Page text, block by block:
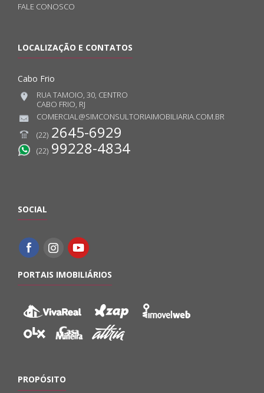
FALE CONOSCO
LOCALIZAÇÃO E CONTATOS
Cabo Frio
RUA TAMOIO, 30, CENTRO
CABO FRIO, RJ
COMERCIAL@SIMCONSULTORIAIMOBILIARIA.COM.BR
(22) 2645-6929
(22) 99228-4834
SOCIAL
PORTAIS IMOBILIÁRIOS
PROPÓSITO